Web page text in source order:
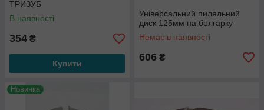
ТРИЗУБ
В наявності
354 ₴
Купити
Універсальний пиляльний
диск 125мм на болгарку
Немає в наявності
606 ₴
Новинка